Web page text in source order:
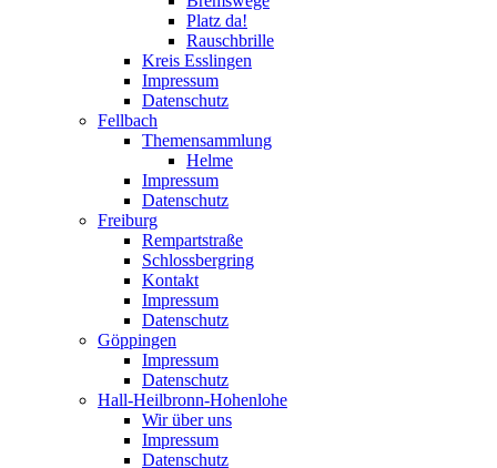
Platz da!
Rauschbrille
Kreis Esslingen
Impressum
Datenschutz
Fellbach
Themensammlung
Helme
Impressum
Datenschutz
Freiburg
Rempartstraße
Schlossbergring
Kontakt
Impressum
Datenschutz
Göppingen
Impressum
Datenschutz
Hall-Heilbronn-Hohenlohe
Wir über uns
Impressum
Datenschutz